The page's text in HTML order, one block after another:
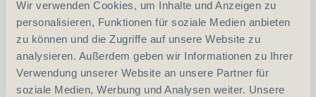
Wir verwenden Cookies, um Inhalte und Anzeigen zu
personalisieren, Funktionen für soziale Medien anbieten
zu können und die Zugriffe auf unsere Website zu
analysieren. Außerdem geben wir Informationen zu Ihrer
Verwendung unserer Website an unsere Partner für
soziale Medien, Werbung und Analysen weiter. Unsere
vergleichen
- +
In den Warenkorb